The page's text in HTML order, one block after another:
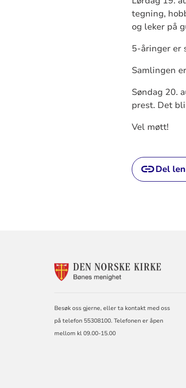
tegning,
og leker på
5-åringer er
Samlingen
Søndag 20.
prest. Det
Vel møtt!
Del
Besøk oss gjerne, eller ta kontakt med oss
på telefon 55308100. Telefonen er åpen
mellom kl 09.00-15.00